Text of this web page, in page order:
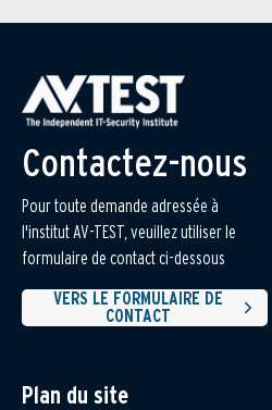
Contactez-nous
Pour toute demande adressée à
l'institut AV-TEST, veuillez utiliser le
formulaire de contact ci-dessous
VERS LE FORMULAIRE DE
CONTACT
Plan du site